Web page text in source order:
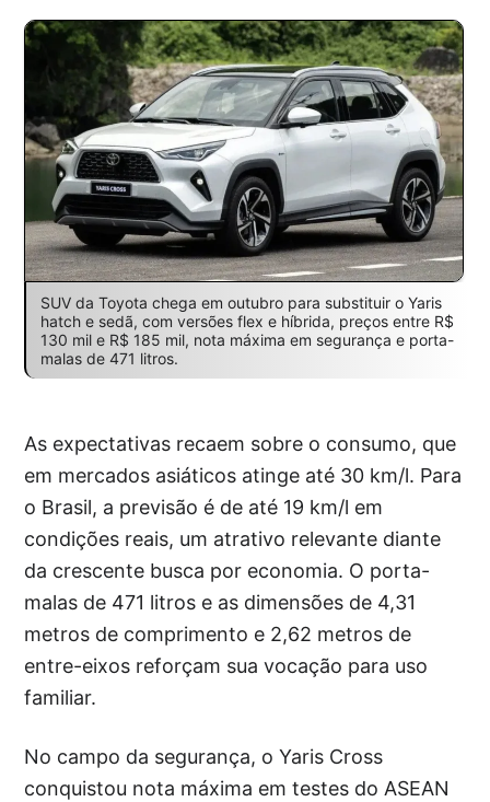
SUV da Toyota chega em outubro para substituir o Yaris
hatch e sedã, com versões flex e híbrida, preços entre R$
130 mil e R$ 185 mil, nota máxima em segurança e porta-
malas de 471 litros.
As expectativas recaem sobre o consumo, que
em mercados asiáticos atinge até 30 km/l. Para
o Brasil, a previsão é de até 19 km/l em
condições reais, um atrativo relevante diante
da crescente busca por economia. O porta-
malas de 471 litros e as dimensões de 4,31
metros de comprimento e 2,62 metros de
entre-eixos reforçam sua vocação para uso
familiar.
No campo da segurança, o Yaris Cross
conquistou nota máxima em testes do ASEAN